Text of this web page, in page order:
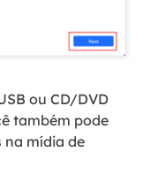
ou CD/DVD
também pode
na mídia de